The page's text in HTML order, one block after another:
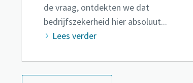
de vraag, ontdekten we dat
bedrijfszekerheid hier absoluut...
Lees verder